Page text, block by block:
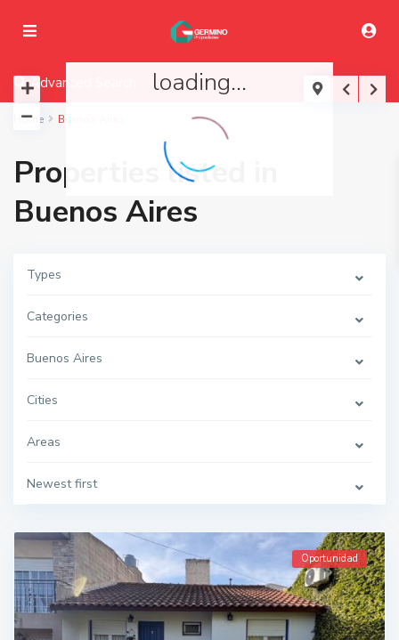
loading...
Advanced Search
Home Buenos Aires
Properties listed in
Buenos Aires
Types
Categories
Buenos Aires
Cities
Areas
Newest first
Oportunidad